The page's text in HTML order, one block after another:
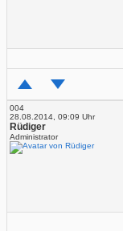
004
28.08.2014, 09:09 Uhr
Rüdiger
Administrator